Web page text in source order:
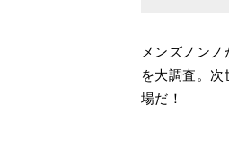
メンズノン
を大調査。
場だ！